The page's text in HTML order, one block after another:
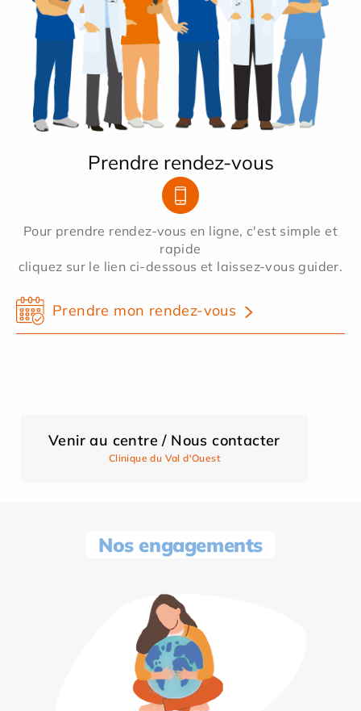
Prendre rendez-vous
Pour prendre rendez-vous en ligne, c'est simple et
rapide
cliquez sur le lien ci-dessous et laissez-vous guider.
Prendre mon rendez-vous
Venir au centre / Nous contacter
Clinique du Val d'Ouest
Nos engagements